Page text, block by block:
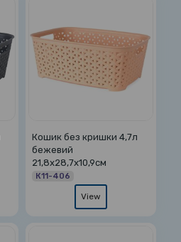
Кошик без кришки 4,7л
бежевий
21,8х28,7х10,9см
К11-406
View